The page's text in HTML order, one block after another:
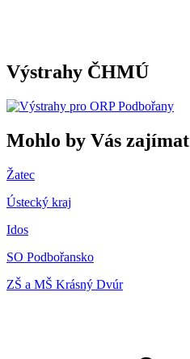
Výstrahy ČHMÚ
Mohlo by Vás zajímat
Žatec
Ústecký kraj
Idos
SO Podbořansko
ZŠ a MŠ Krásný Dvúr